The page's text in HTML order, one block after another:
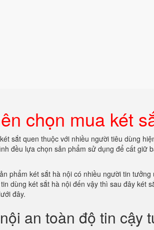
chọn mua két
sắt quen thuộc với nhiều người tiêu dùng
đều lựa chọn sản phẩm sử dụng để cất giữ
phẩm két sắt hà nội có nhiều người tin
dùng két sắt hà nội đến vậy thì sau đây két
đây.
an toàn độ tin cậy